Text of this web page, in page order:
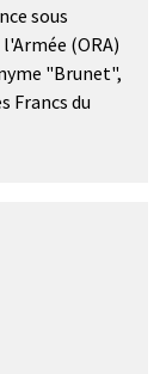
sous
(ORA)
"Brunet",
Francs du